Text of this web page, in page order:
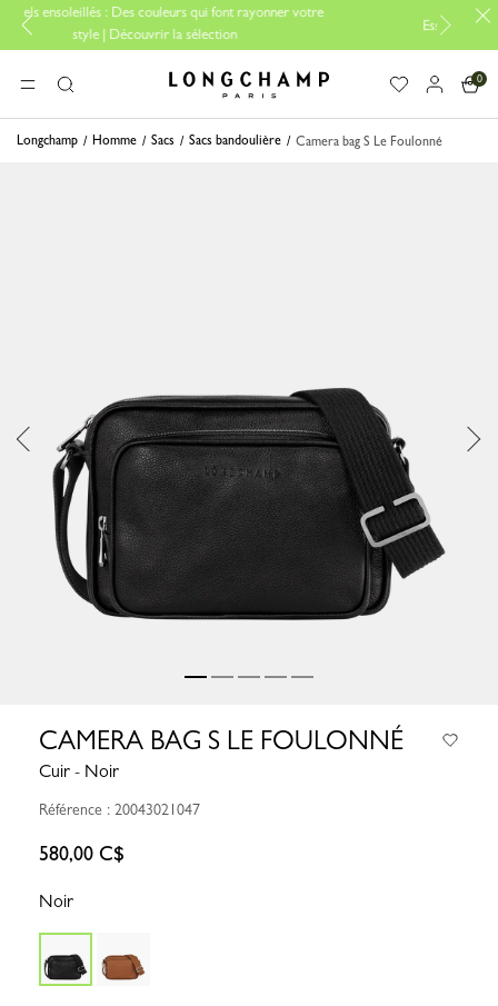
couleurs qui font rayonner votre
la sélection
Essentiels de voyage : Prêt pour
MENURechercher Longchamp - Accueil
0
Longchamp Homme Sacs Sacs bandoulière Camera bag S Le Foulonné
CAMERA BAG S LE FOULONNÉ
Cuir - Noir
Référence : 20043021047
580,00 C$
Noir